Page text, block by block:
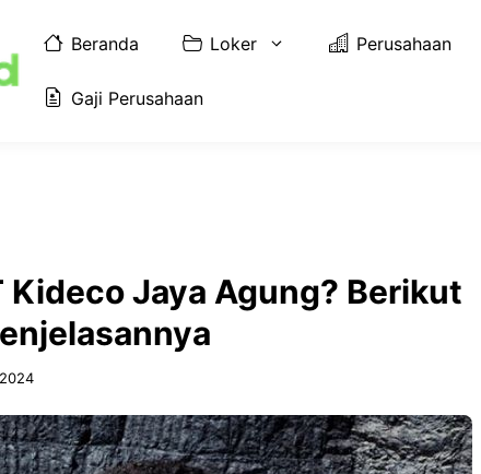
Beranda Loker Perusahaan
Gaji Perusahaan
Kideco Jaya Agung? Berikut